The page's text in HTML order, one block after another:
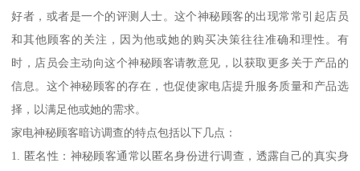
好者，或者是一个的评测人士。这个神秘顾客的出现常常引起店员
和其他顾客的关注，因为他或她的购买决策往往准确和理性。有
时，店员会主动向这个神秘顾客请教意见，以获取更多关于产品的
信息。这个神秘顾客的存在，也促使家电店提升服务质量和产品选
择，以满足他或她的需求。
家电神秘顾客暗访调查的特点包括以下几点：
1. 匿名性：神秘顾客通常以匿名身份进行调查，透露自己的真实身